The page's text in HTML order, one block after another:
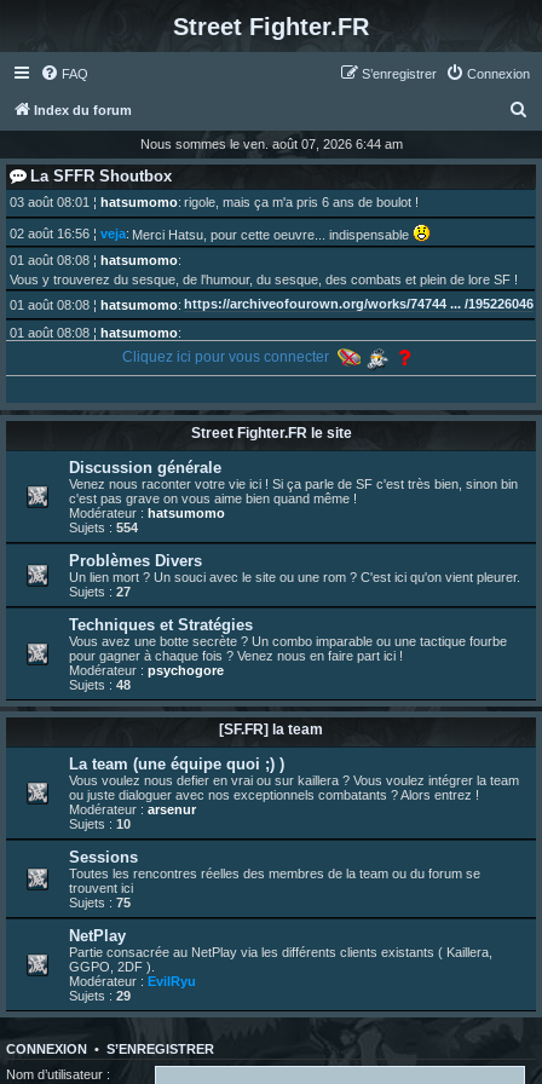
Street Fighter.FR
FAQ Connexion
S’enregistrer
Index du forum
c
h
e
Nous sommes le ven. août 07, 2026 6:44 am
La SFFR Shoutbox
03 août 08:01 ¦ hatsumomo: rigole, mais ça m'a pris 6 ans de boulot !
02 août 16:56 ¦ veja: Merci Hatsu, pour cette oeuvre... indispensable
01 août 08:08 ¦ hatsumomo:
Vous y trouverez du sesque, de l'humour, du sesque, des combats et plein de lore SF !
01 août 08:08 ¦ hatsumomo: https://archiveofourown.org/works/74744 ... /195226046
01 août 08:08 ¦ hatsumomo:
Aujourd'hui, c'est le yaoi day. Pour la peine je reposte ma dernière fic.
30 juil. 07:22¦hatsumomo:
26 juil. 22:09¦hatsumomo:bio de Alex en ligne les gens !
13 juil. 09:53¦hatsumomo:
bonjour les amis, je viens de poster ma 1e review de figurine !
23 juin 10:36¦indy:une très chouette SFFR shoutbox !
23 juin 07:30¦hatsumomo:nouvelle trad caniculaire les amis !
23 juin 07:26
hatsumomo
22 juin 12:27¦indy:Yo !
22 juin 08:49¦veja:Yo
Cliquez ici pour vous connecter
Street Fighter.FR le site
Discussion générale
Venez nous raconter votre vie ici ! Si ça parle de SF c'est très bien, sinon bin
c'est pas grave on vous aime bien quand même !
Modérateur : hatsumomo
Sujets : 554
Problèmes Divers
Un lien mort ? Un souci avec le site ou une rom ? C'est ici qu'on vient pleurer.
Sujets : 27
Techniques et Stratégies
Vous avez une botte secrète ? Un combo imparable ou une tactique fourbe
pour gagner à chaque fois ? Venez nous en faire part ici !
Modérateur : psychogore
Sujets : 48
[SF.FR] la team
La team (une équipe quoi ;) )
Vous voulez nous defier en vrai ou sur kaillera ? Vous voulez intégrer la team
ou juste dialoguer avec nos exceptionnels combatants ? Alors entrez !
Modérateur : arsenur
Sujets : 10
Sessions
Toutes les rencontres réelles des membres de la team ou du forum se
trouvent ici
Sujets : 75
NetPlay
Partie consacrée au NetPlay via les différents clients existants ( Kaillera,
GGPO, 2DF ).
Modérateur : EvilRyu
Sujets : 29
CONNEXION • S’ENREGISTRER
Nom d’utilisateur :